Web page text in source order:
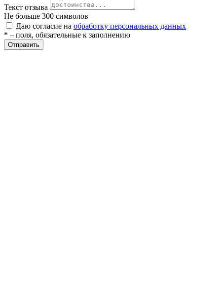
Текст отзыва
Не больше 300 символов
Даю согласие на обработку персональных данных
* – поля, обязательные к заполнению
Отправить